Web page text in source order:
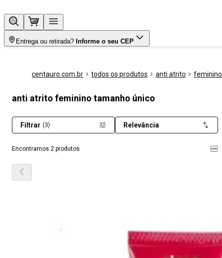
Entrega ou retirada? Informe o seu CEP
centauro.com.br todos os produtos anti atrito feminino
anti atrito feminino tamanho único
Encontramos 2 produtos
Filtrar (3) Relevância